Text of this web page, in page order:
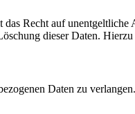
Recht auf
dieser Daten.
Daten zu